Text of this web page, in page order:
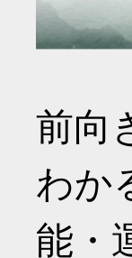
前向
わか
能・